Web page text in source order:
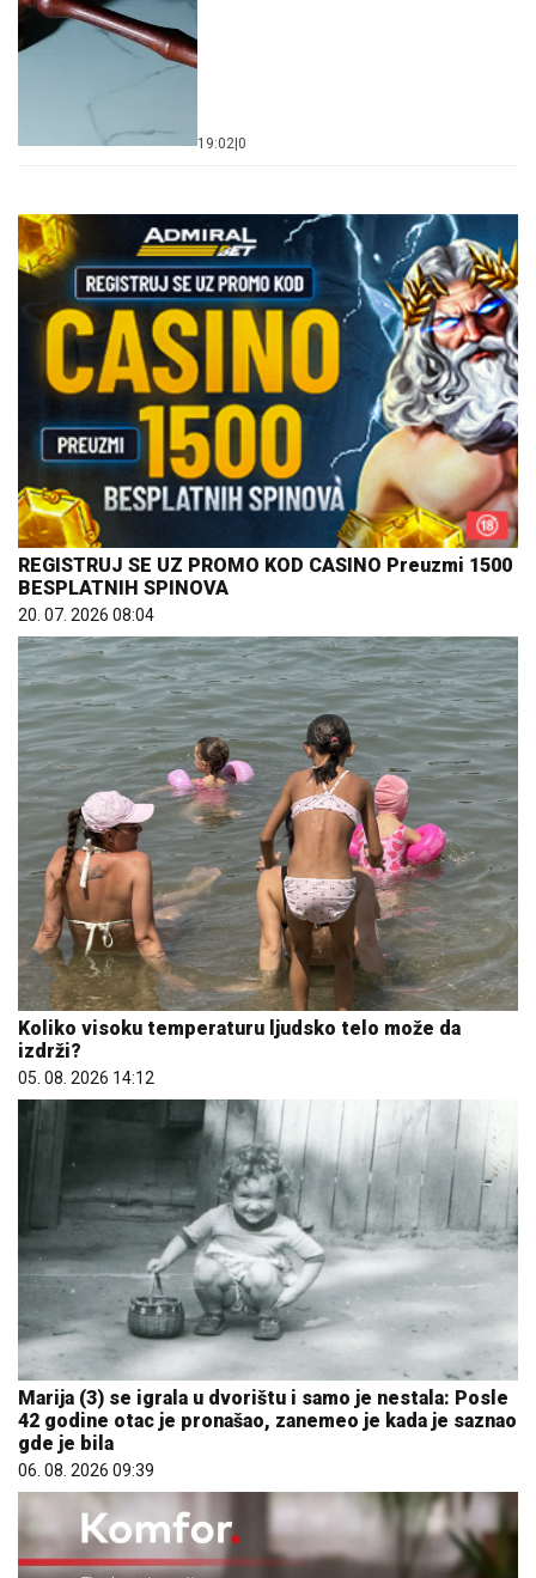
19:02 0
REGISTRUJ SE UZ PROMO KOD CASINO Preuzmi 1500
BESPLATNIH SPINOVA
20. 07. 2026 08:04
Koliko visoku temperaturu ljudsko telo može da
izdrži?
05. 08. 2026 14:12
Marija (3) se igrala u dvorištu i samo je nestala: Posle
42 godine otac je pronašao, zanemeo je kada je saznao
gde je bila
06. 08. 2026 09:39